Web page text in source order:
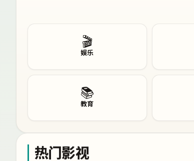
🎬
娱乐
📚
教育
热门影视